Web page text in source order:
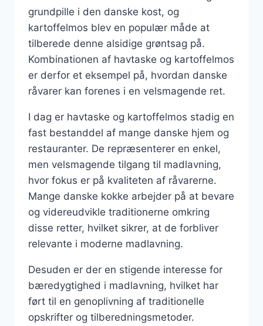
grundpille i den danske kost, og
kartoffelmos blev en populær måde at
tilberede denne alsidige grøntsag på.
Kombinationen af havtaske og kartoffelmos
er derfor et eksempel på, hvordan danske
råvarer kan forenes i en velsmagende ret.
I dag er havtaske og kartoffelmos stadig en
fast bestanddel af mange danske hjem og
restauranter. De repræsenterer en enkel,
men velsmagende tilgang til madlavning,
hvor fokus er på kvaliteten af råvarerne.
Mange danske kokke arbejder på at bevare
og videreudvikle traditionerne omkring
disse retter, hvilket sikrer, at de forbliver
relevante i moderne madlavning.
Desuden er der en stigende interesse for
bæredygtighed i madlavning, hvilket har
ført til en genoplivning af traditionelle
opskrifter og tilberedningsmetoder.